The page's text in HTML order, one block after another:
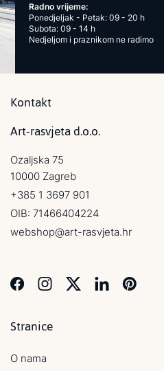
Radno vrijeme:
Ponedjeljak - Petak: 09 - 20 h
Subota: 09 - 14 h
Nedjeljom i praznikom ne radimo
Kontakt
Art-rasvjeta d.o.o.
Ozaljska 75
10000 Zagreb
+385 1 3697 901
OIB: 71466404224
webshop@art-rasvjeta.hr
Stranice
O nama